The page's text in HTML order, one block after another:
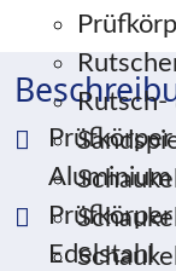
Rutsch-
Aluminium
Edelstahl